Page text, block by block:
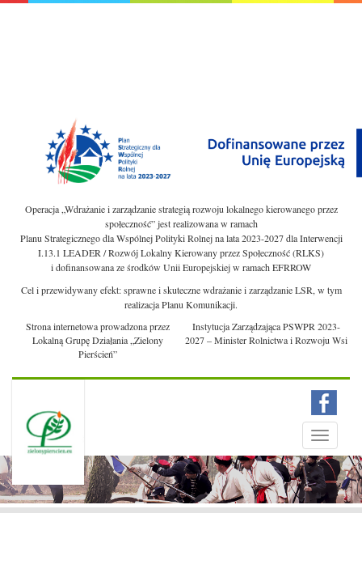
Operacja „Wdrażanie i zarządzanie strategią rozwoju lokalnego kierowanego przez
społeczność” jest realizowana w ramach
Planu Strategicznego dla Wspólnej Polityki Rolnej na lata 2023-2027 dla Interwencji
I.13.1 LEADER / Rozwój Lokalny Kierowany przez Społeczność (RLKS)
i dofinansowana ze środków Unii Europejskiej w ramach EFRROW
Cel i przewidywany efekt: sprawne i skuteczne wdrażanie i zarządzanie LSR, w tym
realizacja Planu Komunikacji.
Strona internetowa prowadzona przez
Lokalną Grupę Działania „Zielony
Pierścień”
Instytucja Zarządzająca PSWPR 2023-
2027 – Minister Rolnictwa i Rozwoju Wsi
Toggle
Menu